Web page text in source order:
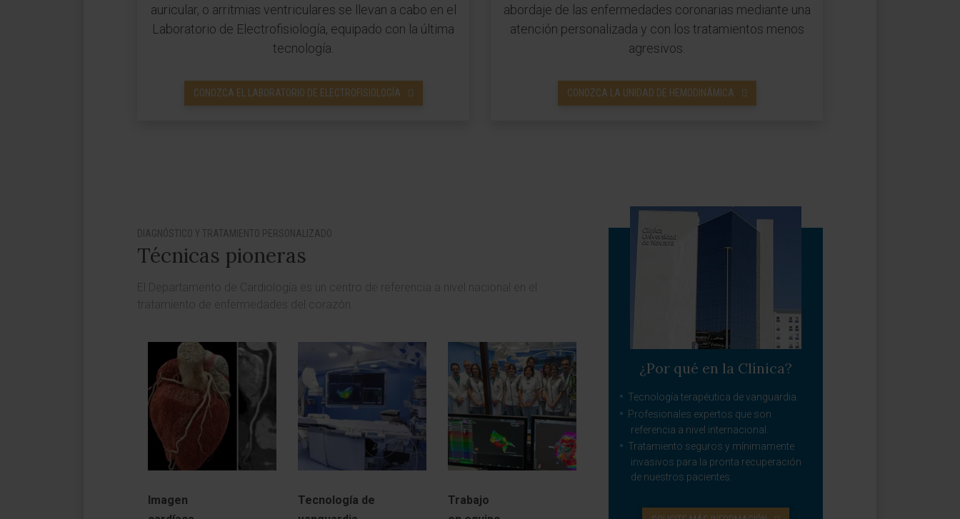
auricular, o arritmias ventriculares se llevan a cabo en el
Laboratorio de Electrofisiología, equipado con la última
tecnología.
CONOZCA EL LABORATORIO DE ELECTROFISIOLOGÍA
abordaje de las enfermedades coronarias mediante una
atención personalizada y con los tratamientos menos
agresivos.
CONOZCA LA UNIDAD DE HEMODINÁMICA
DIAGNÓSTICO Y TRATAMIENTO PERSONALIZADO
Técnicas pioneras
El Departamento de Cardiología es un centro de referencia a nivel nacional en el
tratamiento de enfermedades del corazón.
Imagen
Tecnología de
Trabajo
¿Por qué en la Clínica?
Tecnología terapéutica de vanguardia.
Profesionales expertos que son
referencia a nivel internacional.
Tratamiento seguros y mínimamente
invasivos para la pronta recuperación
de nuestros pacientes.